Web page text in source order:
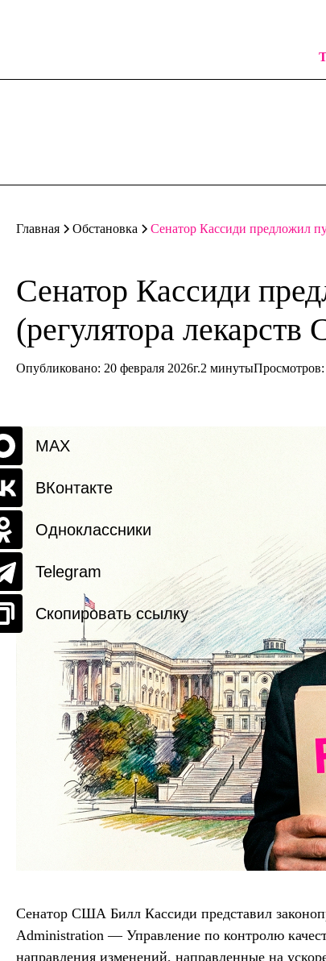
Главная Обстановка Сенатор Кассиди предложил
Сенатор Кассиди
(регулятора
Опубликовано: 20 февраля 2026г.2 минутыПросмотров:
MAX
ВКонтакте
Одноклассники
Telegram
Скопировать ссылку
Сенатор США Билл Кассиди представил
Administration — Управление по контролю
направления изменений, направленные на